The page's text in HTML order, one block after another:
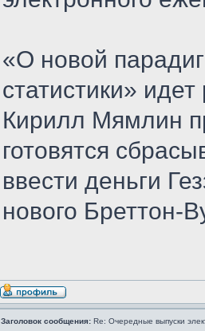
«О новой
статистики»
Кирилл Мямлин
готовятся
ввести деньги
нового Бреттон-
Заголовок сообщения: Re: Очередные выпуски